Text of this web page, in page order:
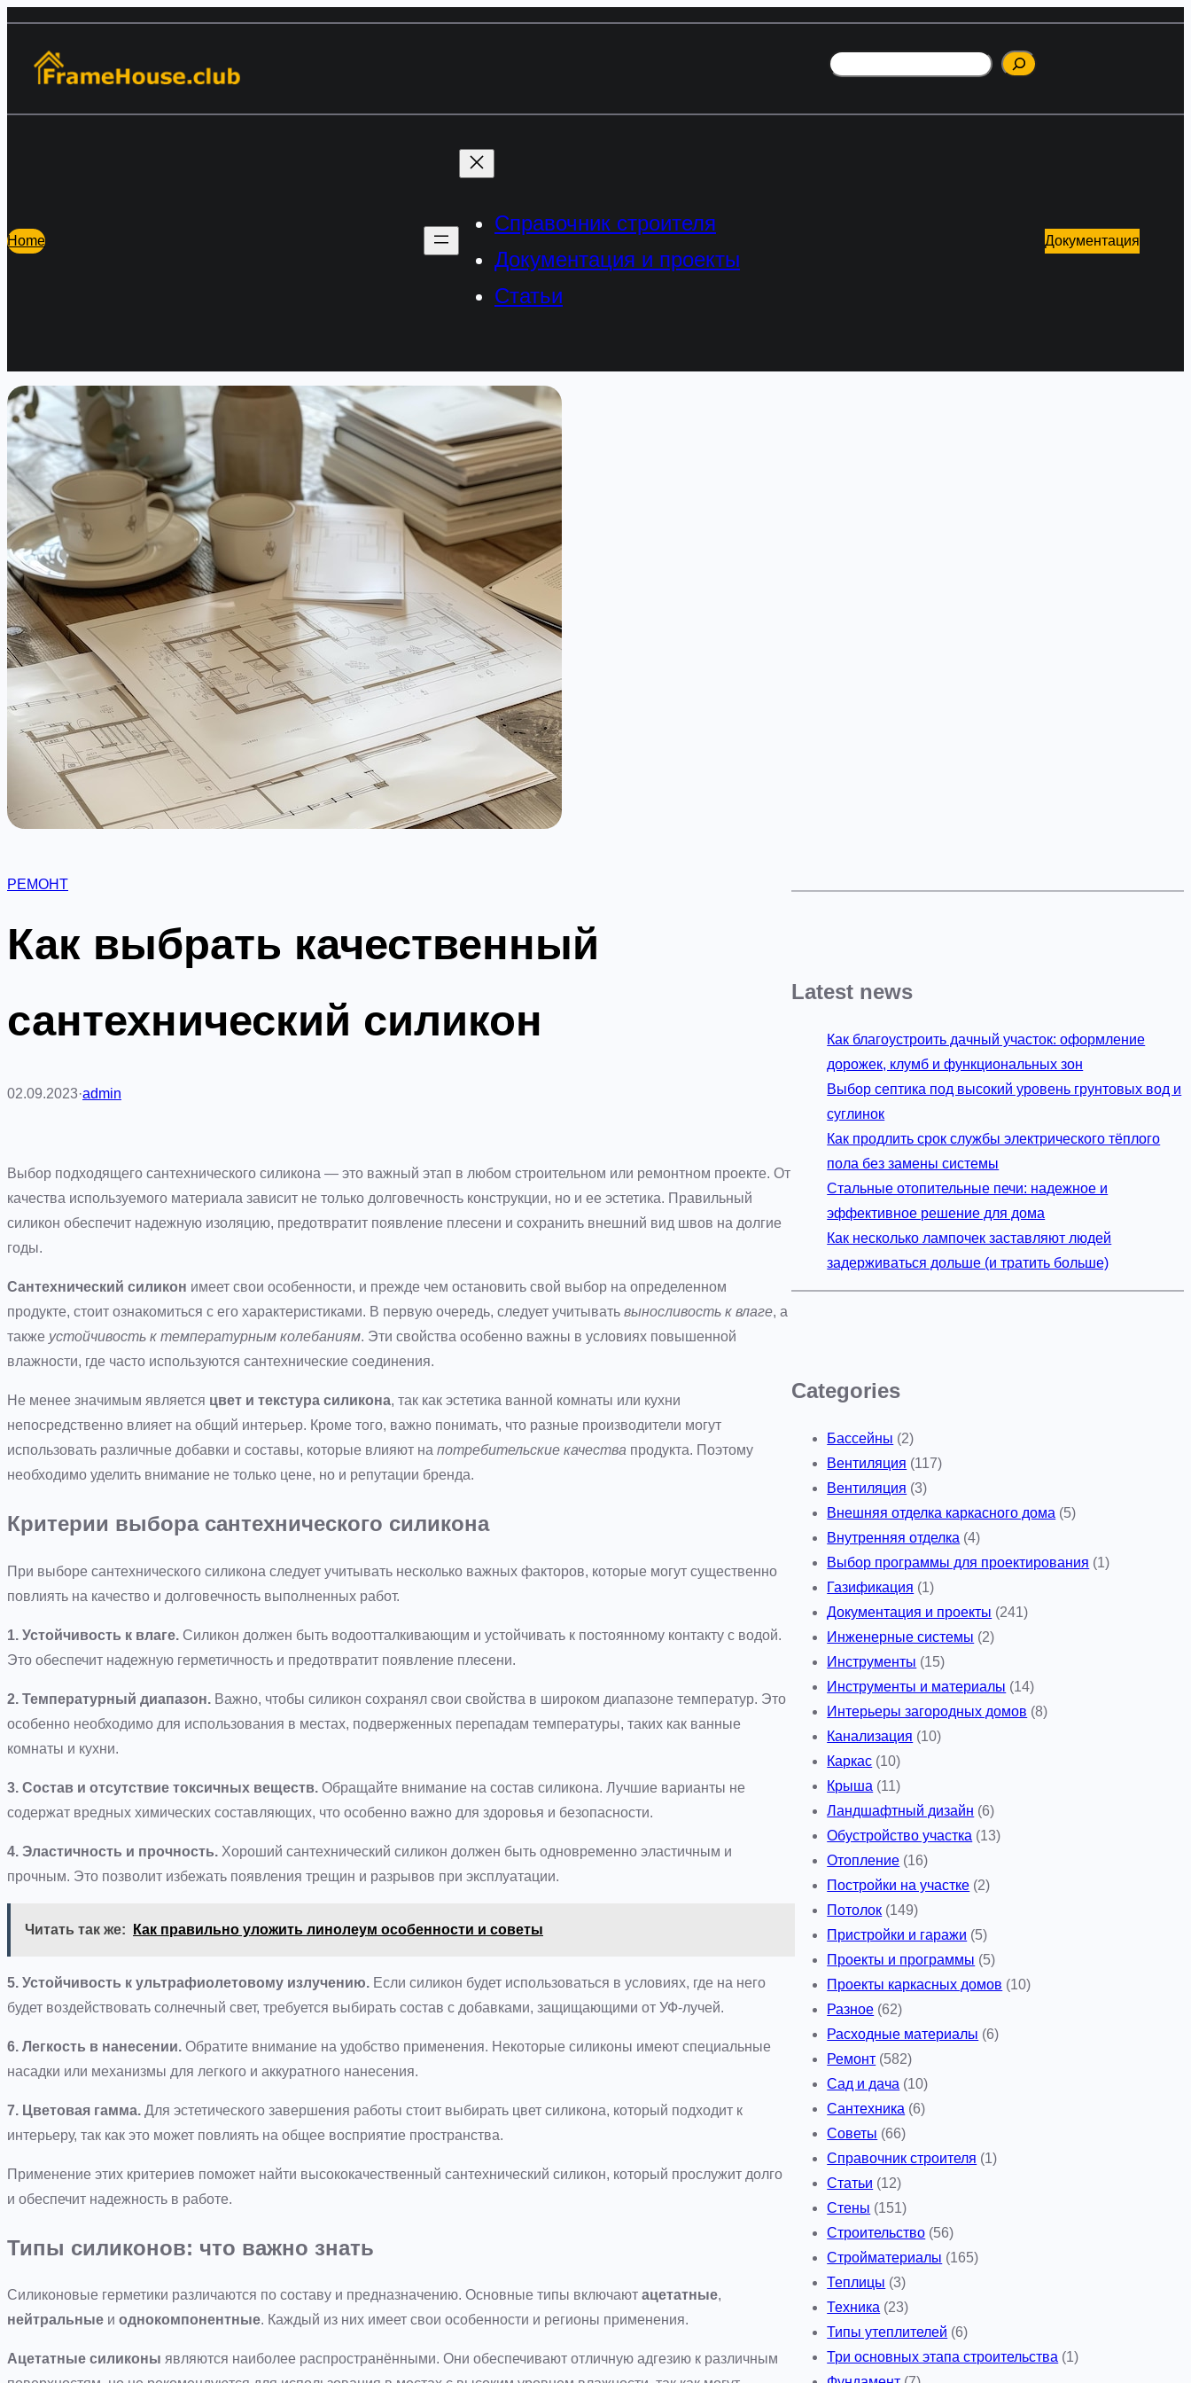
содержимому
Поиск
Home
Справочник строителя
Документация и проекты
Статьи
Документация
РЕМОНТ
Как выбрать качественный
сантехнический силикон
02.09.2023·admin
Выбор подходящего сантехнического силикона — это важный этап в любом строительном или ремонтном проекте. От
качества используемого материала зависит не только долговечность конструкции, но и ее эстетика. Правильный
силикон обеспечит надежную изоляцию, предотвратит появление плесени и сохранить внешний вид швов на долгие
годы.
Сантехнический силикон имеет свои особенности, и прежде чем остановить свой выбор на определенном
продукте, стоит ознакомиться с его характеристиками. В первую очередь, следует учитывать выносливость к влаге, а
также устойчивость к температурным колебаниям. Эти свойства особенно важны в условиях повышенной
влажности, где часто используются сантехнические соединения.
Не менее значимым является цвет и текстура силикона, так как эстетика ванной комнаты или кухни
непосредственно влияет на общий интерьер. Кроме того, важно понимать, что разные производители могут
использовать различные добавки и составы, которые влияют на потребительские качества продукта. Поэтому
необходимо уделить внимание не только цене, но и репутации бренда.
Критерии выбора сантехнического силикона
При выборе сантехнического силикона следует учитывать несколько важных факторов, которые могут существенно
повлиять на качество и долговечность выполненных работ.
1. Устойчивость к влаге. Силикон должен быть водоотталкивающим и устойчивать к постоянному контакту с водой.
Это обеспечит надежную герметичность и предотвратит появление плесени.
2. Температурный диапазон. Важно, чтобы силикон сохранял свои свойства в широком диапазоне температур. Это
особенно необходимо для использования в местах, подверженных перепадам температуры, таких как ванные
комнаты и кухни.
3. Состав и отсутствие токсичных веществ. Обращайте внимание на состав силикона. Лучшие варианты не
содержат вредных химических составляющих, что особенно важно для здоровья и безопасности.
4. Эластичность и прочность. Хороший сантехнический силикон должен быть одновременно эластичным и
прочным. Это позволит избежать появления трещин и разрывов при эксплуатации.
Читать так же: Как правильно уложить линолеум особенности и советы
5. Устойчивость к ультрафиолетовому излучению. Если силикон будет использоваться в условиях, где на него
будет воздействовать солнечный свет, требуется выбирать состав с добавками, защищающими от УФ-лучей.
6. Легкость в нанесении. Обратите внимание на удобство применения. Некоторые силиконы имеют специальные
насадки или механизмы для легкого и аккуратного нанесения.
7. Цветовая гамма. Для эстетического завершения работы стоит выбирать цвет силикона, который подходит к
интерьеру, так как это может повлиять на общее восприятие пространства.
Применение этих критериев поможет найти высококачественный сантехнический силикон, который прослужит долго
и обеспечит надежность в работе.
Типы силиконов: что важно знать
Силиконовые герметики различаются по составу и предназначению. Основные типы включают ацетатные,
нейтральные и однокомпонентные. Каждый из них имеет свои особенности и регионы применения.
Ацетатные силиконы являются наиболее распространёнными. Они обеспечивают отличную адгезию к различным
Latest news
Как благоустроить дачный участок: оформление
дорожек, клумб и функциональных зон
Выбор септика под высокий уровень грунтовых вод и
суглинок
Как продлить срок службы электрического тёплого
пола без замены системы
Стальные отопительные печи: надежное и
эффективное решение для дома
Как несколько лампочек заставляют людей
задерживаться дольше (и тратить больше)
Categories
Бассейны (2)
Вентиляция (117)
Вентиляция (3)
Внешняя отделка каркасного дома (5)
Внутренняя отделка (4)
Выбор программы для проектирования (1)
Газификация (1)
Документация и проекты (241)
Инженерные системы (2)
Инструменты (15)
Инструменты и материалы (14)
Интерьеры загородных домов (8)
Канализация (10)
Каркас (10)
Крыша (11)
Ландшафтный дизайн (6)
Обустройство участка (13)
Отопление (16)
Постройки на участке (2)
Потолок (149)
Пристройки и гаражи (5)
Проекты и программы (5)
Проекты каркасных домов (10)
Разное (62)
Расходные материалы (6)
Ремонт (582)
Сад и дача (10)
Сантехника (6)
Советы (66)
Справочник строителя (1)
Статьи (12)
Стены (151)
Строительство (56)
Стройматериалы (165)
Теплицы (3)
Техника (23)
Типы утеплителей (6)
Три основных этапа строительства (1)